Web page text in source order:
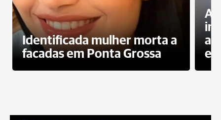
Identificada mulher morta a
facadas em Ponta Grossa